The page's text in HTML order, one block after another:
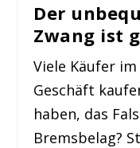
Der
Zwang ist
Viele Käufer
Geschäft
haben, das
Bremsbelag?